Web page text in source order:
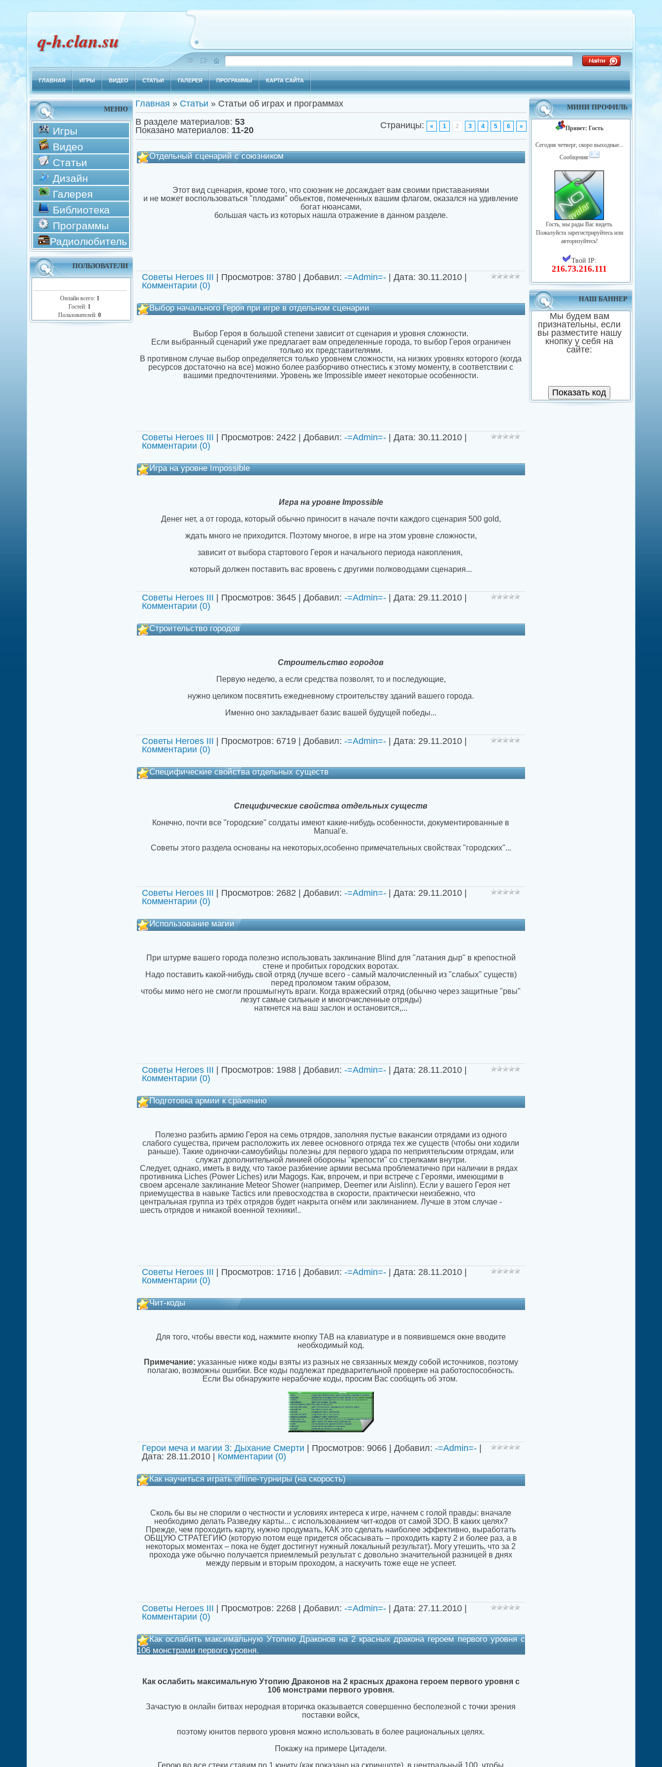
q-h.clan.su
ГЛАВНАЯ ИГРЫ ВИДЕО СТАТЬИ ГАЛЕРЕЯ ПРОГРАММЫ КАРТА САЙТА
МЕНЮ
Игры
Видео
Статьи
Дизайн
Галерея
Библиотека
Программы
Радиолюбитель
ПОЛЬЗОВАТЕЛИ
Онлайн всего: 1
Гостей: 1
Пользователей:0
МИНИ ПРОФИЛЬ
Привет: Гость
Сегодня четверг, скоро выходные...
Сообщения:
Гость, мы рады Вас видеть.
Пожалуйста зарегистрируйтесь или
авторизуйтесь!
Твой IP:
216.73.216.111
НАШ БАННЕР
Мы будем вам
признательны, если
вы разместите нашу
кнопку у себя на
сайте:
Главная » Статьи » Статьи об играх и программах
В разделе материалов: 53
Показано материалов: 11-20 Страницы: « 1 2 3 4 5 6 »
Отдельный сценарий с союзником
Этот вид сценария, кроме того, что союзник не досаждает вам своими приставаниями
и не может воспользоваться "плодами" объектов, помеченных вашим флагом, оказался на удивление
богат нюансами,
большая часть из которых нашла отражение в данном разделе.
Советы Heroes III | Просмотров: 3780 | Добавил: -=Admin=-| Дата: 30.11.2010|
Комментарии (0)
Выбор начального Героя при игре в отдельном сценарии
Выбор Героя в большой степени зависит от сценария и уровня сложности.
Если выбранный сценарий уже предлагает вам определенные города, то выбор Героя ограничен
только их представителями.
В противном случае выбор определяется только уровнем сложности, на низких уровнях которого (когда
ресурсов достаточно на все) можно более разборчиво отнестись к этому моменту, в соответствии с
вашими предпочтениями. Уровень же Impossible имеет некоторые особенности.
Советы Heroes III | Просмотров: 2422 | Добавил: -=Admin=-| Дата: 30.11.2010|
Комментарии (0)
Игра на уровне Impossible
Игра на уровне Impossible
Денег нет, а от города, который обычно приносит в начале почти каждого сценария 500 gold,
ждать много не приходится. Поэтому многое, в игре на этом уровне сложности,
зависит от выбора стартового Героя и начального периода накопления,
который должен поставить вас вровень с другими полководцами сценария...
Советы Heroes III | Просмотров: 3645 | Добавил: -=Admin=-| Дата: 29.11.2010|
Комментарии (0)
Строительство городов
Строительство городов
Первую неделю, а если средства позволят, то и последующие,
нужно целиком посвятить ежедневному строительству зданий вашего города.
Именно оно закладывает базис вашей будущей победы...
Советы Heroes III | Просмотров: 6719 | Добавил: -=Admin=-| Дата: 29.11.2010|
Комментарии (0)
Специфические свойства отдельных существ
Специфические свойства отдельных существ
Конечно, почти все "городские" солдаты имеют какие-нибудь особенности, документированные в
Manual'е.
Советы этого раздела основаны на некоторых,особенно примечательных свойствах "городских"...
Советы Heroes III | Просмотров: 2682 | Добавил: -=Admin=-| Дата: 29.11.2010|
Комментарии (0)
Использование магии
При штурме вашего города полезно использовать заклинание Blind для "латания дыр" в крепостной
стене и пробитых городских воротах.
Надо поставить какой-нибудь свой отряд (лучше всего - самый малочисленный из "слабых" существ)
перед проломом таким образом,
чтобы мимо него не смогли прошмыгнуть враги. Когда вражеский отряд (обычно через защитные "рвы"
лезут самые сильные и многочисленные отряды)
наткнется на ваш заслон и остановится,...
Советы Heroes III | Просмотров: 1988 | Добавил: -=Admin=-| Дата: 28.11.2010|
Комментарии (0)
Подготовка армии к сражению
Полезно разбить армию Героя на семь отрядов, заполняя пустые вакансии отрядами из одного
слабого существа, причем расположить их левее основного отряда тех же существ (чтобы они ходили
раньше). Такие одиночки-самоубийцы полезны для первого удара по неприятельским отрядам, или
служат дополнительной линией обороны "крепости" со стрелками внутри.
Следует, однако, иметь в виду, что такое разбиение армии весьма проблематично при наличии в рядах
противника Liches (Power Liches) или Magogs. Как, впрочем, и при встрече с Героями, имеющими в
своем арсенале заклинание Meteor Shower (например, Deemer или Aislinn). Если у вашего Героя нет
приемущества в навыке Tactics или превосходства в скорости, практически неизбежно, что
центральная группа из трёх отрядов будет накрыта огнём или заклинанием. Лучше в этом случае -
шесть отрядов и никакой военной техники!..
Советы Heroes III | Просмотров: 1716 | Добавил: -=Admin=-| Дата: 28.11.2010|
Комментарии (0)
Чит-коды
Для того, чтобы ввести код, нажмите кнопку TAB на клавиатуре и в появившемся окне вводите
необходимый код.
Примечание: указанные ниже коды взяты из разных не связанных между собой источников, поэтому
полагаю, возможны ошибки. Все коды подлежат предварительной проверке на работоспособность.
Если Вы обнаружите нерабочие коды, просим Вас сообщить об этом.
Герои меча и магии 3: Дыхание Смерти | Просмотров: 9066 | Добавил: -=Admin=-|
Дата: 28.11.2010| Комментарии (0)
Как научиться играть offline-турниры (на скорость)
Сколь бы вы не спорили о честности и условиях интереса к игре, начнем с голой правды: вначале
необходимо делать Разведку карты... с использованием чит-кодов от самой 3DO. В каких целях?
Прежде, чем проходить карту, нужно продумать, КАК это сделать наиболее эффективно, выработать
ОБЩУЮ СТРАТЕГИЮ (которую потом еще придется обсасывать – проходить карту 2 и более раз, а в
некоторых моментах – пока не будет достигнут нужный локальный результат). Могу утешить, что за 2
прохода уже обычно получается приемлемый результат с довольно значительной разницей в днях
между первым и вторым проходом, а наскучить тоже еще не успеет.
Советы Heroes III | Просмотров: 2268 | Добавил: -=Admin=-| Дата: 27.11.2010|
Комментарии (0)
Как ослабить максимальную Утопию Драконов на 2 красных дракона героем первого уровня с
106 монстрами первого уровня.
Как ослабить максимальную Утопию Драконов на 2 красных дракона героем первого уровня с
106 монстрами первого уровня.
Зачастую в онлайн битвах неродная вторичка оказывается совершенно бесполезной с точки зрения
поставки войск,
поэтому юнитов первого уровня можно использовать в более рациональных целях.
Покажу на примере Цитадели.
Герою во все стеки ставим по 1 юниту (как показано на скриншоте), в центральный 100, чтобы